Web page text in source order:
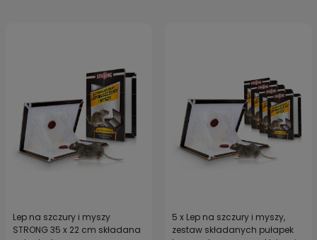
Lep na szczury i myszy
STRONG 35 x 22 cm składana
5 x Lep na szczury i myszy,
zestaw składanych pułapek